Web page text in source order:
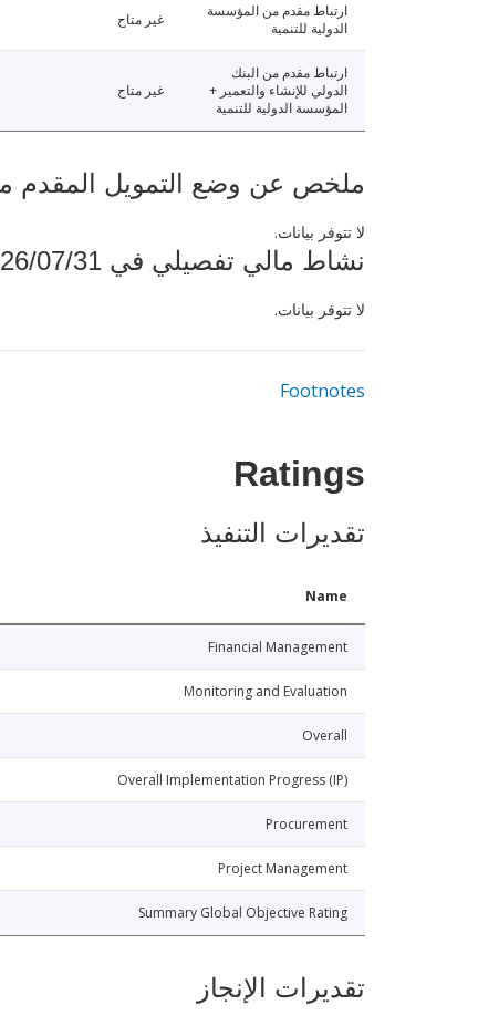
ارتباط مقدم من المؤسسة
الدولية للتنمية
غير متاح
ارتباط مقدم من البنك
الدولي للإنشاء والتعمير +
المؤسسة الدولية للتنمية
غير متاح
ملخص عن وضع التمويل المقدم من
لا تتوفر بيانات.
نشاط مالي تفصيلي في 2026/07/31
لا تتوفر بيانات.
Footnotes
Ratings
تقديرات التنفيذ
Name
Financial Management
Monitoring and Evaluation
Overall
Overall Implementation Progress (IP)
Procurement
Project Management
Summary Global Objective Rating
تقديرات الإنجاز